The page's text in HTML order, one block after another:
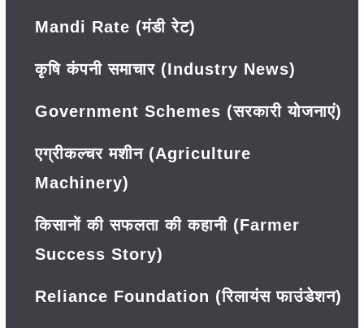
Mandi Rate (मंडी रेट)
कृषि कंपनी समाचार (Industry News)
Government Schemes (सरकारी योजनाएं)
एग्रीकल्चर मशीन (Agriculture
Machinery)
किसानों की सफलता की कहानी (Farmer
Success Story)
Reliance Foundation (रिलायंस फाउंडेशन)